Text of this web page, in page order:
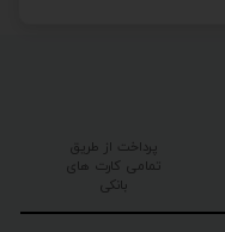
پرداخت از طریق
تمامی کارت های
بانکی